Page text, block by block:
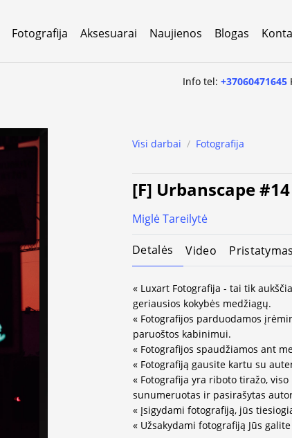
Fotografija Aksesuarai Naujienos Blogas
Info tel:+37060471645
Visi darbai / Fotografija
[F] Urbanscape #14
Miglė Tareilytė
Detalės Video Pristatymas
« Luxart Fotografija - tai tik
geriausios kokybės medžiagų.
« Fotografijos parduodamos
paruoštos kabinimui.
« Fotografijos spaudžiamos ant
« Fotografiją gausite kartu su
« Fotografija yra riboto tiražo,
sunumeruotas ir pasirašytas
« Įsigydami fotografiją, jūs
« Užsakydami fotografiją Jūs